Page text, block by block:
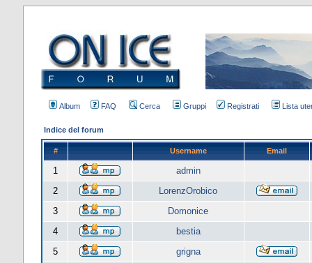
Album FAQ Cerca Gruppi Registrati Lista
Indice del forum
# Username Email
1
admin
2
LorenzOrobico
3
Domonice
4
bestia
5
grigna